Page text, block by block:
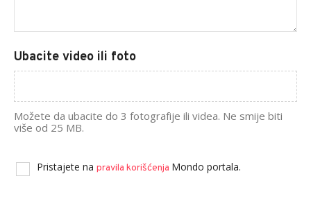
Ubacite video ili foto
Možete da ubacite do 3 fotografije ili videa. Ne smije biti
više od 25 MB.
Pristajete na pravila korišćenja Mondo portala.